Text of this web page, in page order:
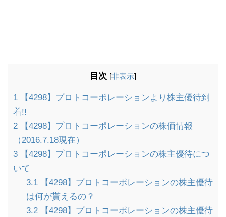
目次 [非表示]
1 【4298】プロトコーポレーションより株主優待到
着!!
2 【4298】プロトコーポレーションの株価情報
（2016.7.18現在）
3 【4298】プロトコーポレーションの株主優待につ
いて
3.1【4298】プロトコーポレーションの株主優待
は何が貰えるの？
3.2【4298】プロトコーポレーションの株主優待